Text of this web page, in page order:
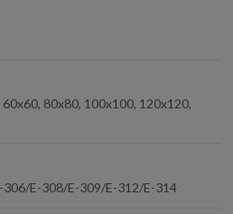
80x80, 100x100, 120x120,
E-308/E-309/E-312/E-314